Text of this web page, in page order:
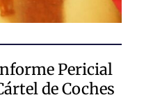
Pericial
de Coches